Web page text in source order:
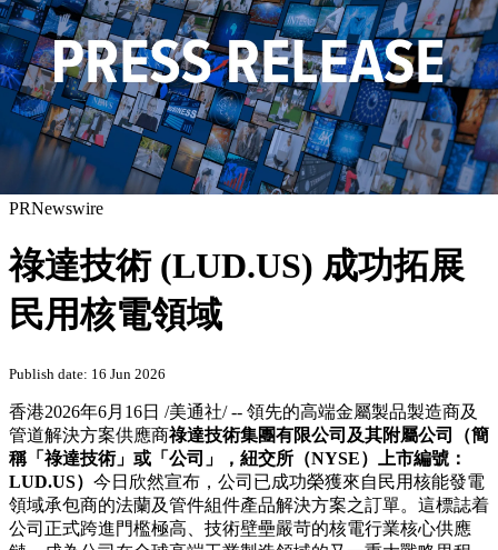
PRNewswire
祿達技術 (LUD.US) 成功拓展
民用核電領域
Publish date: 16 Jun 2026
香港2026年6月16日 /美通社/ -- 領先的高端金屬製品製造商及
管道解決方案供應商祿達技術集團有限公司及其附屬公司（簡
稱「祿達技術」或「公司」，紐交所（NYSE）上市編號：
LUD.US） 今日欣然宣布，公司已成功榮獲來自民用核能發電
領域承包商的法蘭及管件組件產品解決方案之訂單。這標誌着
公司正式跨進門檻極高、技術壁壘嚴苛的核電行業核心供應